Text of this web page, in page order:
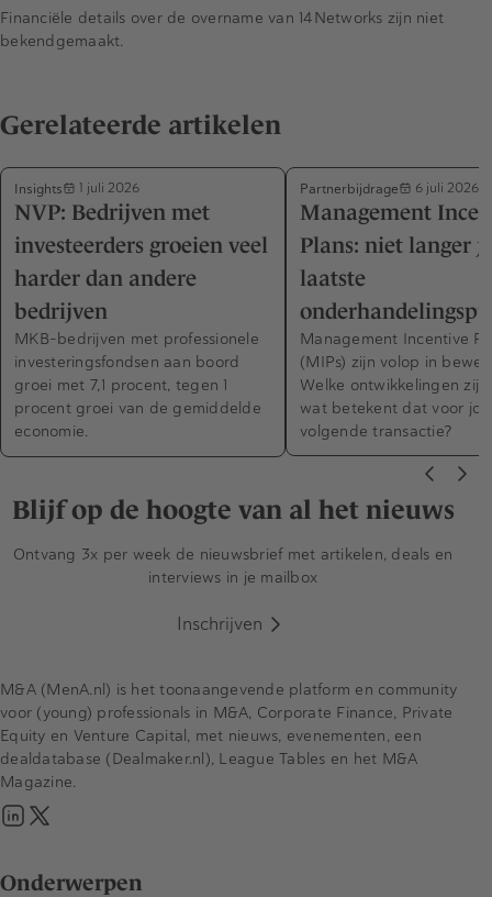
Financiële details over de overname van 14Networks zijn niet
bekendgemaakt.
Gerelateerde artikelen
Insights 1 juli 2026
NVP: Bedrijven met
investeerders groeien veel
harder dan andere
bedrijven
MKB-bedrijven met professionele
investeringsfondsen aan boord
groei met 7,1 procent, tegen 1
procent groei van de gemiddelde
economie.
Partnerbijdrage 6 juli 2026
Management
Plans: niet langer
laatste
Management Incentive
(MIPs) zijn volop in
Welke ontwikkelingen zijn
wat betekent dat voor
volgende transactie?
Blijf op de hoogte van al het nieuws
Ontvang 3x per week de nieuwsbrief met artikelen, deals en
interviews in je mailbox
Inschrijven
Onderwerpen
M&A (MenA.nl) is het toonaangevende platform en community
voor (young) professionals in M&A, Corporate Finance, Private
Equity en Venture Capital, met nieuws, evenementen, een
dealdatabase (Dealmaker.nl), League Tables en het M&A
Magazine.